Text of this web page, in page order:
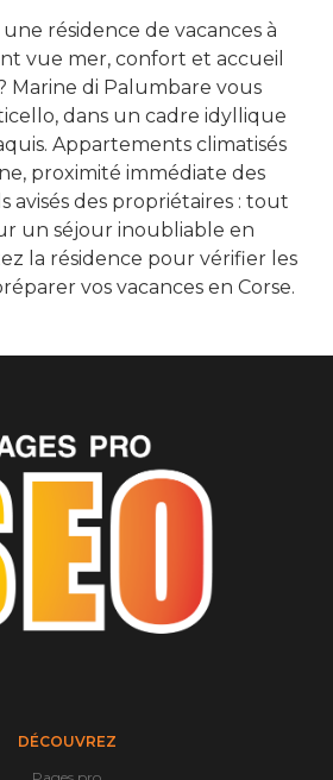
résidence de vacances à
vue mer, confort et accueil
Marine di Palumbare vous
dans un cadre idyllique
Appartements climatisés
proximité immédiate des
avisés des propriétaires : tout
un séjour inoubliable en
la résidence pour vérifier les
vos vacances en Corse.
DÉCOUVREZ